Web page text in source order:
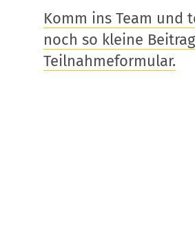
Komm ins Team und
noch so kleine
Teilnahmeformular.